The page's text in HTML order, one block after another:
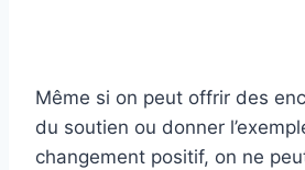
Même si on peut offrir des
du soutien ou donner
changement positif, on ne